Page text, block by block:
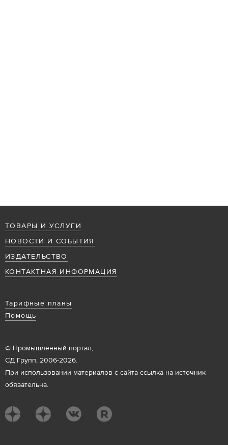
ТОВАРЫ И УСЛУГИ
НОВОСТИ И СОБЫТИЯ
ИЗДАТЕЛЬСТВО
КОНТАКТНАЯ ИНФОРМАЦИЯ
Тарифные планы
Помощь
© Промышленный портал,
СД Групп, 2006-2026.
При использовании материалов с сайта ссылка на источник
обязательна.